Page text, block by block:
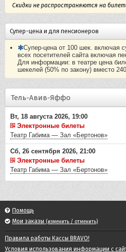
Скидки не распространяются на
Супер-цена и для пенсионеров
Супер-цена от 100 шек. включая
всех посетителей сайта включая
Для информации: в театре цена
шекелей (50% по закону) вместо
Тель-Авив-Яффо
Вт, 18 августа 2026, 19:00
Электронные билеты
Театр Габима — Зал «Бертонов»
Сб, 26 сентября 2026, 21:00
Электронные билеты
Театр Габима — Зал «Бертонов»
Помощь
Мои заказы (изменить / отменить)
Правила работы Кассы BRAVO!
Условия использования информации с